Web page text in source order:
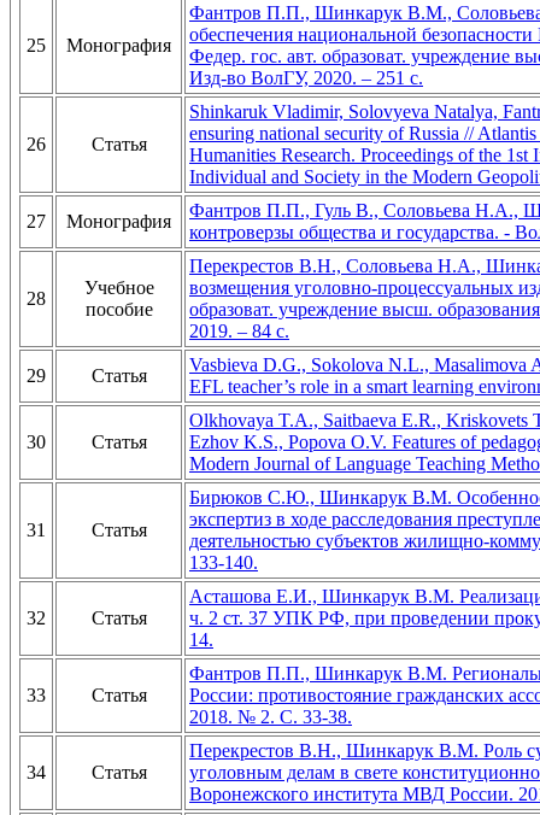
25 Монография
Фантров П.П., Шинкарук В.М.,
обеспечения национальной
Федер. гос. авт. образоват. учреждение
Изд-во ВолГУ, 2020. – 251 с.
26 Статья
Shinkaruk Vladimir, Solovyeva Natalya,
ensuring national security of Russia //
Humanities Research. Proceedings of the
Individual and Society in the Modern
27 Монография
Фантров П.П., Гуль В., Соловьева Н.А.,
контроверзы общества и государства. -
28
Учебное
пособие
Перекрестов В.Н., Соловьева Н.А.,
возмещения уголовно-процессуальных
образоват. учреждение высш.
2019. – 84 с.
29 Статья
Vasbieva D.G., Sokolova N.L.,
EFL teacher’s role in a smart learning
30 Статья
Olkhovaya T.A., Saitbaeva E.R.,
Ezhov K.S., Popova O.V. Features of
Modern Journal of Language Teaching
31 Статья
Бирюков С.Ю., Шинкарук В.М.
экспертиз в ходе расследования
деятельностью субъектов жилищно-
133-140.
32 Статья
Асташова Е.И., Шинкарук В.М.
ч. 2 ст. 37 УПК РФ, при проведении
14.
33 Статья
Фантров П.П., Шинкарук В.М.
России: противостояние гражданских
2018. № 2. С. 33-38.
34 Статья
Перекрестов В.Н., Шинкарук В.М. Роль
уголовным делам в свете
Воронежского института МВД России.